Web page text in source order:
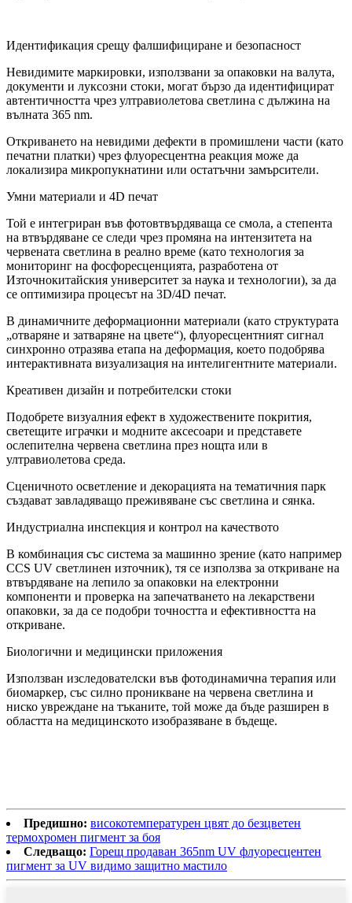
Идентификация срещу фалшифициране и безопасност
Невидимите маркировки, използвани за опаковки на валута,
документи и луксозни стоки, могат бързо да идентифицират
автентичността чрез ултравиолетова светлина с дължина на
вълната 365 nm.
Откриването на невидими дефекти в промишлени части (като
печатни платки) чрез флуоресцентна реакция може да
локализира микропукнатини или остатъчни замърсители.
Умни материали и 4D печат
Той е интегриран във фотовтвърдяваща се смола, а степента
на втвърдяване се следи чрез промяна на интензитета на
червената светлина в реално време (като технология за
мониторинг на фосфоресценцията, разработена от
Източнокитайския университет за наука и технологии), за да
се оптимизира процесът на 3D/4D печат.
В динамичните деформационни материали (като структурата
„отваряне и затваряне на цвете“), флуоресцентният сигнал
синхронно отразява етапа на деформация, което подобрява
интерактивната визуализация на интелигентните материали.
Креативен дизайн и потребителски стоки
Подобрете визуалния ефект в художествените покрития,
светещите играчки и модните аксесоари и представете
ослепителна червена светлина през нощта или в
ултравиолетова среда.
Сценичното осветление и декорацията на тематичния парк
създават завладяващо преживяване със светлина и сянка.
Индустриална инспекция и контрол на качеството
В комбинация със система за машинно зрение (като например
CCS UV светлинен източник), тя се използва за откриване на
втвърдяване на лепило за опаковки на електронни
компоненти и проверка на запечатването на лекарствени
опаковки, за да се подобри точността и ефективността на
откриване.
Биологични и медицински приложения
Използван изследователски във фотодинамична терапия или
биомаркер, със силно проникване на червена светлина и
ниско увреждане на тъканите, той може да бъде разширен в
областта на медицинското изобразяване в бъдеще.
Предишно: високотемпературен цвят до безцветен
термохромен пигмент за боя
Следващо: Горещ продаван 365nm UV флуоресцентен
пигмент за UV видимо защитно мастило